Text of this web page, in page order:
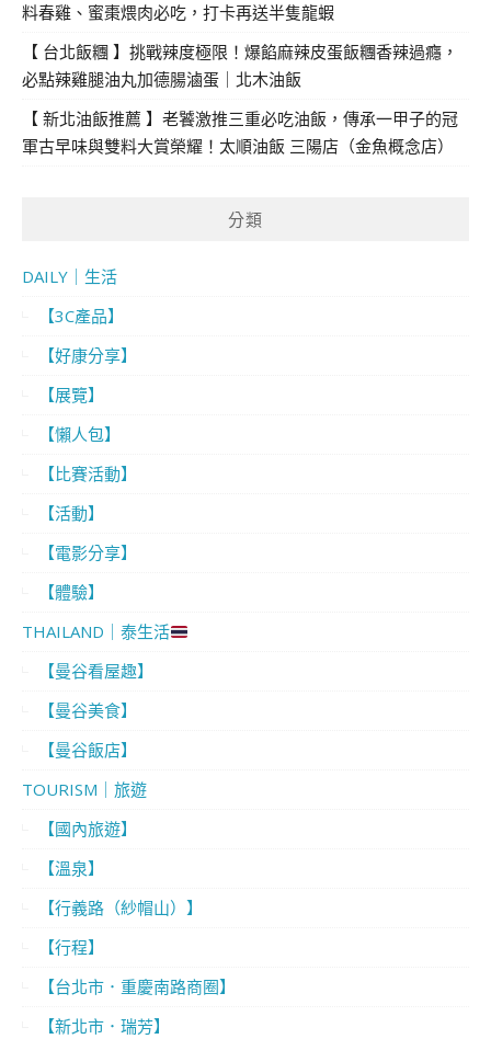
料春雞、蜜棗煨肉必吃，打卡再送半隻龍蝦
【 台北飯糰 】挑戰辣度極限！爆餡麻辣皮蛋飯糰香辣過癮，
必點辣雞腿油丸加德腸滷蛋｜北木油飯
【 新北油飯推薦 】老饕激推三重必吃油飯，傳承一甲子的冠
軍古早味與雙料大賞榮耀！太順油飯 三陽店（金魚概念店）
分類
DAILY｜生活
【3C產品】
【好康分享】
【展覽】
【懶人包】
【比賽活動】
【活動】
【電影分享】
【體驗】
THAILAND｜泰生活
【曼谷看屋趣】
【曼谷美食】
【曼谷飯店】
TOURISM｜旅遊
【國內旅遊】
【溫泉】
【行義路（紗帽山）】
【行程】
【台北市．重慶南路商圈】
【新北市．瑞芳】